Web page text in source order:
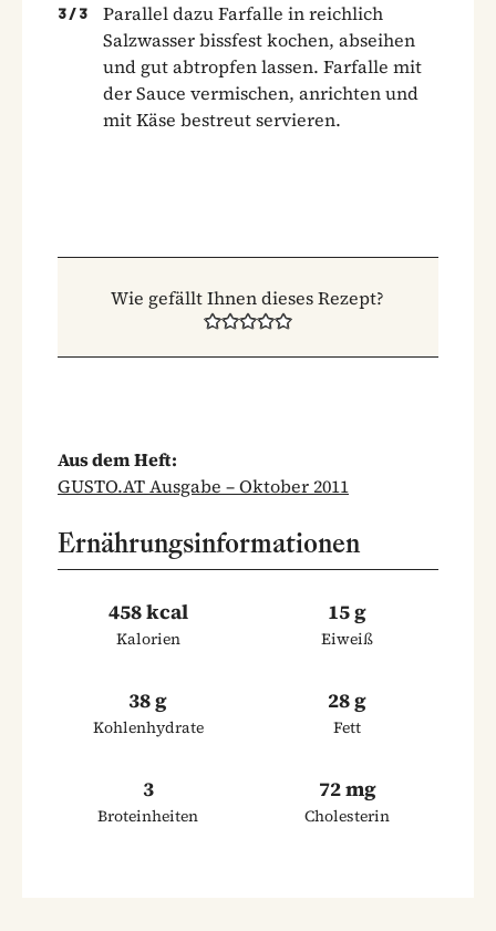
3/ 3
Parallel dazu Farfalle in reichlich
Salzwasser bissfest kochen, abseihen
und gut abtropfen lassen. Farfalle mit
der Sauce vermischen, anrichten und
mit Käse bestreut servieren.
Wie gefällt Ihnen dieses Rezept?
Aus dem Heft:
GUSTO.AT Ausgabe – Oktober 2011
Ernährungsinformationen
458 kcal
Kalorien
15 g
Eiweiß
38 g
Kohlenhydrate
28 g
Fett
3
Broteinheiten
72 mg
Cholesterin